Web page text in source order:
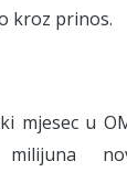
kroz prinos.
mjesec u